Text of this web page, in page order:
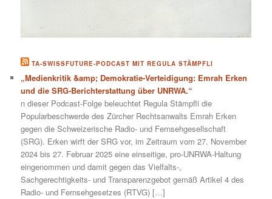
TA-SWISSFUTURE-PODCAST MIT REGULA STÄMPFLI
„Medienkritik &amp; Demokratie-Verteidigung: Emrah Erken
und die SRG-Berichterstattung über UNRWA.“
n dieser Podcast-Folge beleuchtet Regula Stämpfli die
Popularbeschwerde des Zürcher Rechtsanwalts Emrah Erken
gegen die Schweizerische Radio- und Fernsehgesellschaft
(SRG). Erken wirft der SRG vor, im Zeitraum vom 27. November
2024 bis 27. Februar 2025 eine einseitige, pro-UNRWA-Haltung
eingenommen und damit gegen das Vielfalts-,
Sachgerechtigkeits- und Transparenzgebot gemäß Artikel 4 des
Radio- und Fernsehgesetzes (RTVG) […]